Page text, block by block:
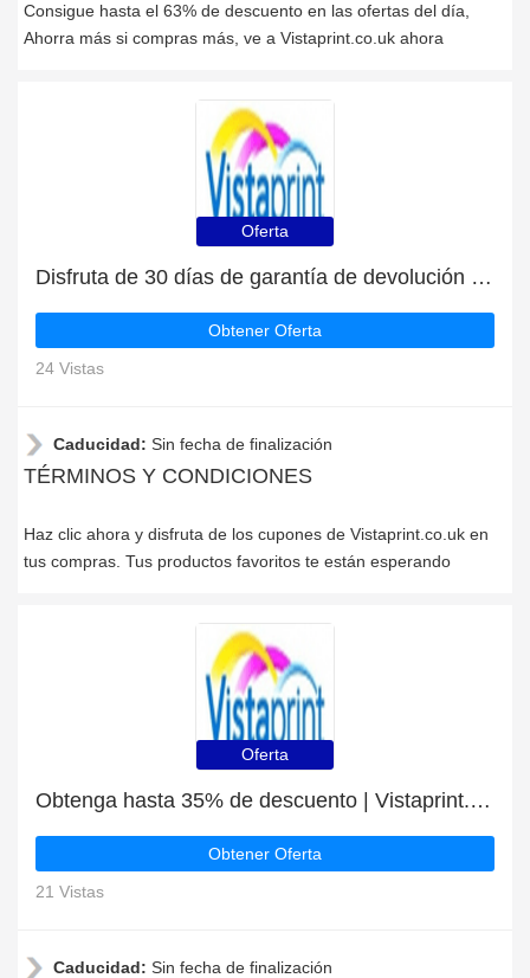
Consigue hasta el 63% de descuento en las ofertas del día,
Ahorra más si compras más, ve a Vistaprint.co.uk ahora
Oferta
Disfruta de 30 días de garantía de devolución del dinero | descuento continuo
Obtener Oferta
24 Vistas
Caducidad: Sin fecha de finalización
TÉRMINOS Y CONDICIONES
Haz clic ahora y disfruta de los cupones de Vistaprint.co.uk en
tus compras. Tus productos favoritos te están esperando
Oferta
Obtenga hasta 35% de descuento | Vistaprint.co.uk top discount
Obtener Oferta
21 Vistas
Caducidad: Sin fecha de finalización